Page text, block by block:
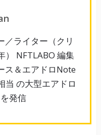
／ライター（クリ
） NFTLABO 編集
ス＆エアドロNote
当 の大型エアドロ
発信